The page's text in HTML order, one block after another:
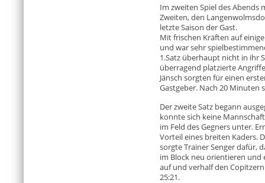
Im zweiten Spiel des Abends
Zweiten, den
letzte Saison der Gast.
Mit frischen Kräften auf
und war sehr
1.Satz überhaupt nicht in ihr
überragend platzierte
Jänsch sorgten für einen
Gastgeber. Nach 20 Minuten
Der zweite Satz begann
konnte sich keine
im Feld des Gegners unter.
Vorteil eines breiten Kaders.
sorgte Trainer Senger dafür,
im Block neu orientieren und
auf und verhalf den
25:21.